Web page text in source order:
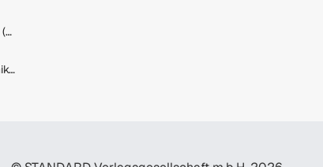
Maskenbildner*in oder Friseur*in (m/w/d)
Installations- und GebäudetechnikerIn/LüftungsspenglerIn/ServicemonteurIn (m/w/d)